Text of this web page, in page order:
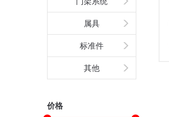
属具
标准件
其他
价格